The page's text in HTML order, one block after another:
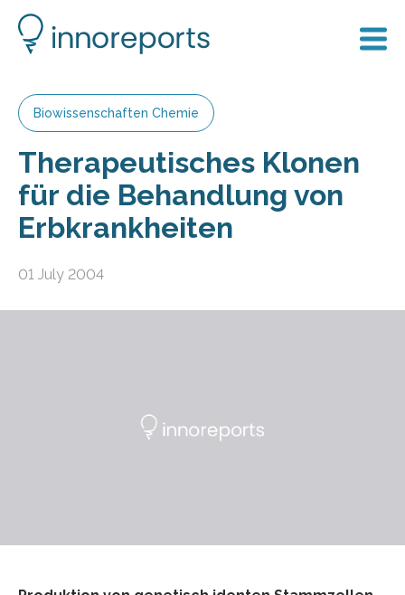
Biowissenschaften Chemie
Therapeutisches Klonen
für die Behandlung von
Erbkrankheiten
01 July 2004